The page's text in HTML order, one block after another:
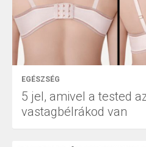
EGÉSZSÉG
5 jel, amivel a tested
vastagbélrákod van